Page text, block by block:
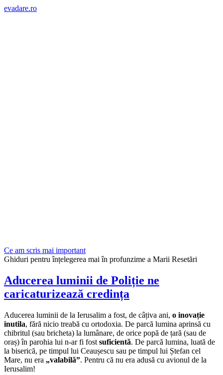
evadare.ro
Ce am scris mai important
Ghiduri pentru înțelegerea mai în profunzime a Marii Resetări
Aducerea luminii de Poliție ne
caricaturizează credința
Aducerea luminii de la Ierusalim a fost, de câțiva ani, o inovație
inutila, fără nicio treabă cu ortodoxia. De parcă lumina aprinsă cu
chibritul (sau bricheta) la lumânare, de orice popă de țară (sau de
oraș) în parohia lui n-ar fi fost suficientă. De parcă lumina, luată de
la biserică, pe timpul lui Ceaușescu sau pe timpul lui Ștefan cel
Mare, nu era „valabilă”. Pentru că nu era adusă cu avionul de la
Ierusalim!